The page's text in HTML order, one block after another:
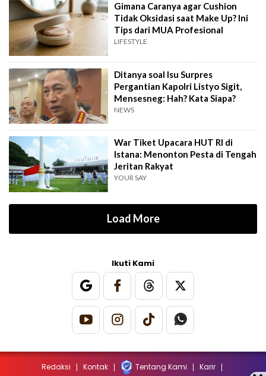
Gimana Caranya agar Cushion
Tidak Oksidasi saat Make Up? Ini
Tips dari MUA Profesional
LIFESTYLE
Ditanya soal Isu Surpres
Pergantian Kapolri Listyo Sigit,
Mensesneg: Hah? Kata Siapa?
NEWS
War Tiket Upacara HUT RI di
Istana: Menonton Pesta di Tengah
Jeritan Rakyat
YOUR SAY
Load More
Ikuti Kami
Redaksi Kontak Tentang Kami Karir